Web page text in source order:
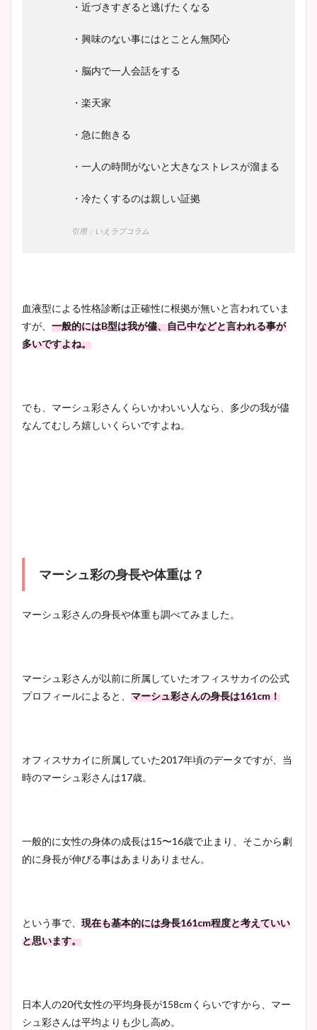
・近づきすぎると逃げたくなる
・興味のない事にはとことん無関心
・脳内で一人会話をする
・楽天家
・急に飽きる
・一人の時間がないと大きなストレスが溜まる
・冷たくするのは親しい証拠
引用：いえラブコラム
血液型による性格診断は正確性に根拠が無いと言われていま
すが、 一般的にはB型は我が儘、自己中などと言われる事が
多いですよね。
でも、マーシュ彩さんくらいかわいい人なら、多少の我が儘
なんてむしろ嬉しいくらいですよね。
マーシュ彩の身長や体重は？
マーシュ彩さんの身長や体重も調べてみました。
マーシュ彩さんが以前に所属していたオフィスサカイの公式
プロフィールによると、 マーシュ彩さんの身長は161cm！
オフィスサカイに所属していた2017年頃のデータですが、当
時のマーシュ彩さんは17歳。
一般的に女性の身体の成長は15〜16歳で止まり、そこから劇
的に身長が伸びる事はあまりありません。
という事で、 現在も基本的には身長161cm程度と考えていい
と思います。
日本人の20代女性の平均身長が158cmくらいですから、マー
シュ彩さんは平均よりも少し高め。